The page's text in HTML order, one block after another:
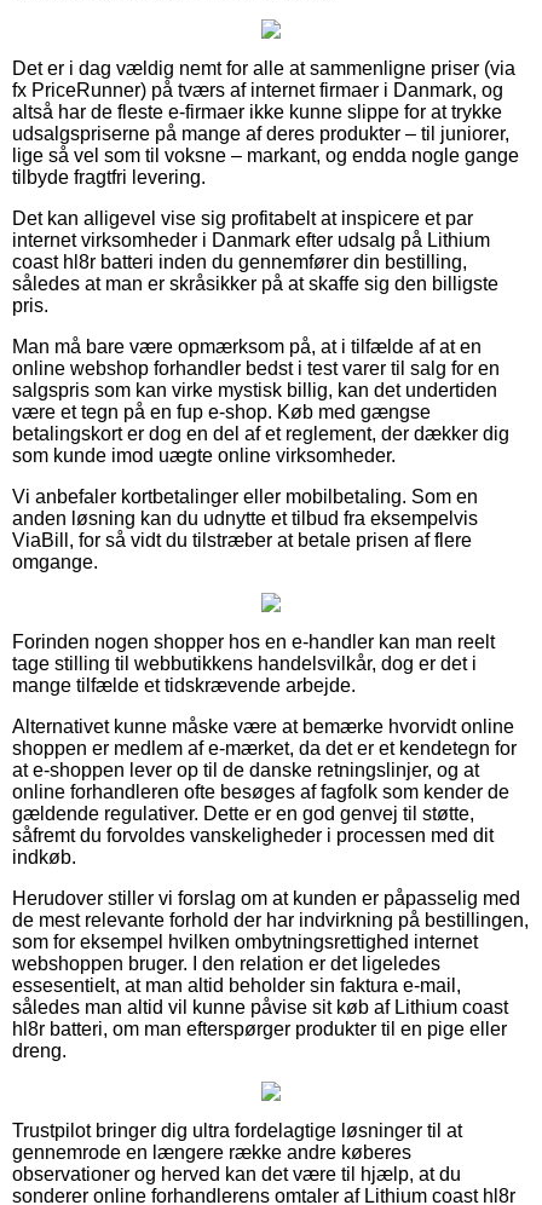
Det er i dag vældig nemt for alle at sammenligne priser (via
fx PriceRunner) på tværs af internet firmaer i Danmark, og
altså har de fleste e-firmaer ikke kunne slippe for at trykke
udsalgspriserne på mange af deres produkter – til juniorer,
lige så vel som til voksne – markant, og endda nogle gange
tilbyde fragtfri levering.
Det kan alligevel vise sig profitabelt at inspicere et par
internet virksomheder i Danmark efter udsalg på Lithium
coast hl8r batteri inden du gennemfører din bestilling,
således at man er skråsikker på at skaffe sig den billigste
pris.
Man må bare være opmærksom på, at i tilfælde af at en
online webshop forhandler bedst i test varer til salg for en
salgspris som kan virke mystisk billig, kan det undertiden
være et tegn på en fup e-shop. Køb med gængse
betalingskort er dog en del af et reglement, der dækker dig
som kunde imod uægte online virksomheder.
Vi anbefaler kortbetalinger eller mobilbetaling. Som en
anden løsning kan du udnytte et tilbud fra eksempelvis
ViaBill, for så vidt du tilstræber at betale prisen af flere
omgange.
Forinden nogen shopper hos en e-handler kan man reelt
tage stilling til webbutikkens handelsvilkår, dog er det i
mange tilfælde et tidskrævende arbejde.
Alternativet kunne måske være at bemærke hvorvidt online
shoppen er medlem af e-mærket, da det er et kendetegn for
at e-shoppen lever op til de danske retningslinjer, og at
online forhandleren ofte besøges af fagfolk som kender de
gældende regulativer. Dette er en god genvej til støtte,
såfremt du forvoldes vanskeligheder i processen med dit
indkøb.
Herudover stiller vi forslag om at kunden er påpasselig med
de mest relevante forhold der har indvirkning på bestillingen,
som for eksempel hvilken ombytningsrettighed internet
webshoppen bruger. I den relation er det ligeledes
essesentielt, at man altid beholder sin faktura e-mail,
således man altid vil kunne påvise sit køb af Lithium coast
hl8r batteri, om man efterspørger produkter til en pige eller
dreng.
Trustpilot bringer dig ultra fordelagtige løsninger til at
gennemrode en længere række andre køberes
observationer og herved kan det være til hjælp, at du
sonderer online forhandlerens omtaler af Lithium coast hl8r